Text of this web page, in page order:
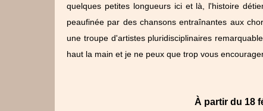
quelques petites longueurs ici et là, l'histoire
peaufinée par des chansons entraînantes aux
une troupe d'artistes pluridisciplinaires
haut la main et je ne peux que trop vous
À partir du 18